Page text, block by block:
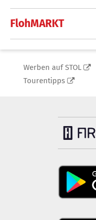
FlohMARKT
Werben auf STOL
Tourentipps